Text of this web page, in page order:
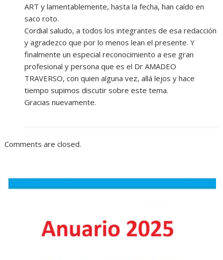
ART y lamentablemente, hasta la fecha, han caído en
saco roto.
Cordial saludo, a todos los integrantes de esa redacción
y agradezco que por lo menos lean el presente. Y
finalmente un especial reconocimiento a ese gran
profesional y persona que es el Dr AMADEO
TRAVERSO, con quien alguna vez, allá lejos y hace
tiempo supimos discutir sobre este tema.
Gracias nuevamente.
Comments are closed.